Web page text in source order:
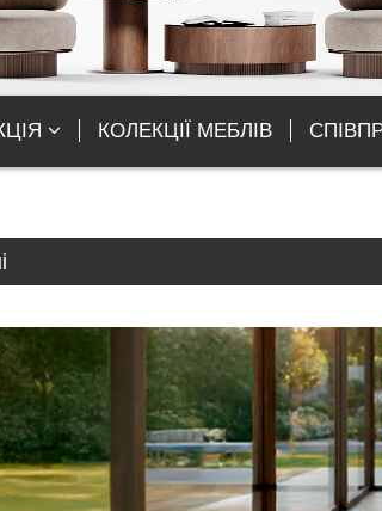
КОЛЕКЦІЇ МЕБЛІВ